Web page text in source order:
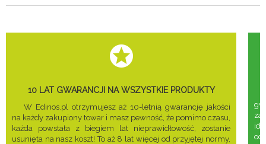
10 LAT GWARANCJI NA WSZYSTKIE PRODUKTY
W Edinos.pl otrzymujesz aż 10-letnią gwarancję jakości
na każdy zakupiony towar i masz pewność, że pomimo czasu,
każda powstała z biegiem lat nieprawidłowość, zostanie
usunięta na nasz koszt! To aż 8 lat więcej od przyjętej normy,